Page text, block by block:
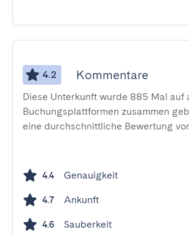
4.2 Kommentare
Diese Unterkunft wurde 885 Mal auf
Buchungsplattformen zusammen
eine durchschnittliche Bewertung
4.4 Genauigkeit
4.7 Ankunft
4.6 Sauberkeit